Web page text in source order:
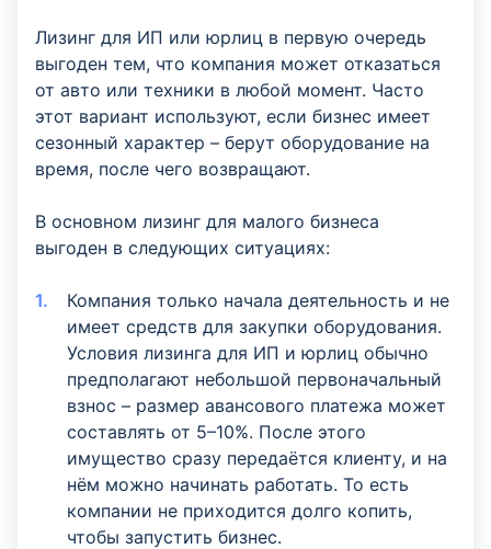
Лизинг для ИП или юрлиц в первую очередь
выгоден тем, что компания может отказаться
от авто или техники в любой момент. Часто
этот вариант используют, если бизнес имеет
сезонный характер – берут оборудование на
время, после чего возвращают.
В основном лизинг для малого бизнеса
выгоден в следующих ситуациях:
Компания только начала деятельность и не
имеет средств для закупки оборудования.
Условия лизинга для ИП и юрлиц обычно
предполагают небольшой первоначальный
взнос – размер авансового платежа может
составлять от 5–10%. После этого
имущество сразу передаётся клиенту, и на
нём можно начинать работать. То есть
компании не приходится долго копить,
чтобы запустить бизнес.